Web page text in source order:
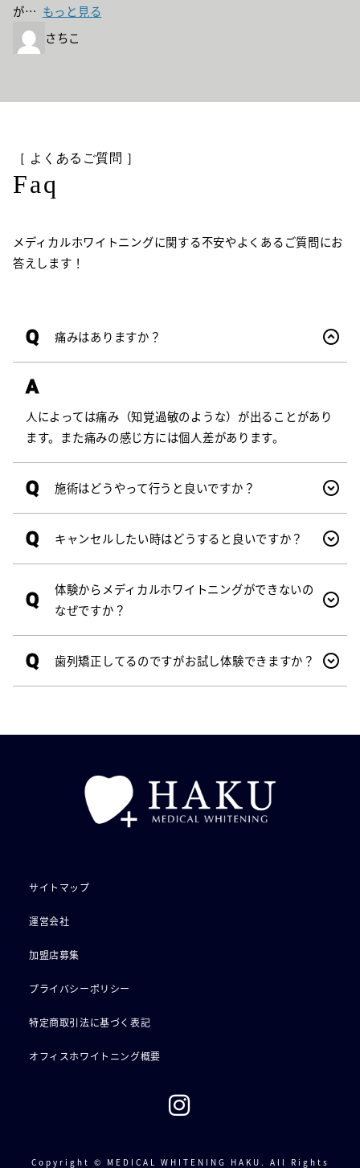
が
もっと見る
さちこ
［ よくあるご質問 ］
Faq
メディカルホワイトニングに関する不安やよくあるご質問にお
答えします！
Q 痛みはありますか？
A
人によっては痛み（知覚過敏のような）が出ることがあり
ます。また痛みの感じ方には個人差があります。
Q 施術はどうやって行うと良いですか？
Q キャンセルしたい時はどうすると良いですか？
Q
体験からメディカルホワイトニングができないの
なぜですか？
Q 歯列矯正してるのですがお試し体験できますか？
サイトマップ
運営会社
加盟店募集
プライバシーポリシー
特定商取引法に基づく表記
オフィスホワイトニング概要
Copyright © MEDICAL WHITENING HAKU. All Rights